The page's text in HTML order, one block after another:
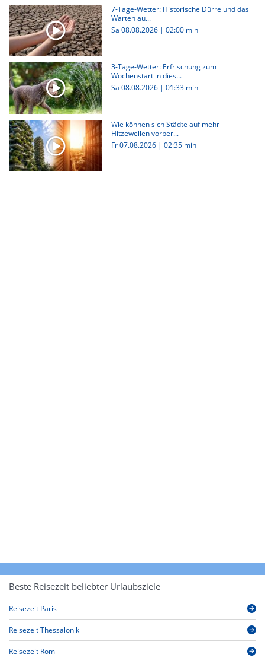
7-Tage-Wetter: Historische Dürre und das
Warten au...
Sa 08.08.2026 | 02:00 min
3-Tage-Wetter: Erfrischung zum
Wochenstart in dies...
Sa 08.08.2026 | 01:33 min
Wie können sich Städte auf mehr
Hitzewellen vorber...
Fr 07.08.2026 | 02:35 min
Beste Reisezeit beliebter Urlaubsziele
Reisezeit Paris
Reisezeit Thessaloniki
Reisezeit Rom